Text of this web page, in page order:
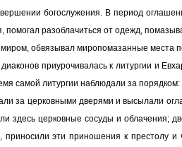
богослужения. В период
помогал разоблачиться от одежд,
обвязывал миропомазанные места
приурочивалась к литургии и
самой литургии наблюдали за
за церковными дверями и высылали
здесь церковные сосуды и облачения;
приносили эти приношения к престолу